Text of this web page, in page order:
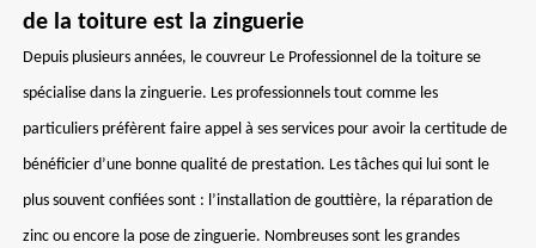
de la toiture est la zinguerie
Depuis plusieurs années, le couvreur Le Professionnel de la toiture se
spécialise dans la zinguerie. Les professionnels tout comme les
particuliers préfèrent faire appel à ses services pour avoir la certitude de
bénéficier d’une bonne qualité de prestation. Les tâches qui lui sont le
plus souvent confiées sont : l’installation de gouttière, la réparation de
zinc ou encore la pose de zinguerie. Nombreuses sont les grandes